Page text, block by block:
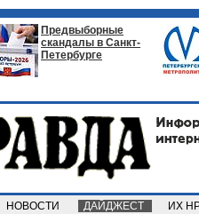
Предвыборные
скандалы в Санкт-
Петербурге
НОВОСТИ ДАЙДЖЕСТ ИХ